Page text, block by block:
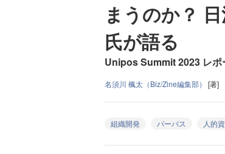
まうのか？
氏が語る
Unipos Summit 2023 レポ
名須川 楓太（Biz/Zine編集部） [著]
組織開発 パーパス 人的